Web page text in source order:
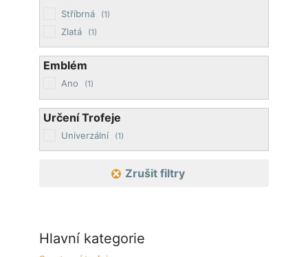
Stříbrná (1)
Zlatá (1)
Emblém
Ano (1)
Určení Trofeje
Univerzální (1)
Zrušit filtry
Hlavní kategorie